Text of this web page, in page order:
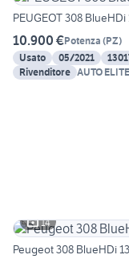
PEUGEOT 308
10.900 €Potenza (PZ)
Usato
05/2021
Rivenditore AUTO
14
Peugeot 308 BlueHDi